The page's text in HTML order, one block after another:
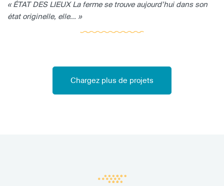
« ÉTAT DES LIEUX La ferme se trouve aujourd’hui dans son
état originelle, elle... »
Chargez plus de projets